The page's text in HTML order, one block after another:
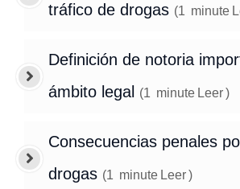
tráfico de drogas (1 minute
Definición de notoria
ámbito legal
(1 minute Leer)
Consecuencias penales
drogas (1 minute Leer)